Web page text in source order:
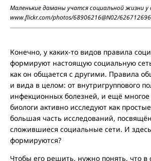
Маленькие даманы учатся социальной жизни
www.flickr.com/photos/68906216@N02/
Конечно, у каких-то видов правила
формируют настоящую социальную
как он общается с другими. Правила
и вида в целом: от внутригруппового
инфекционных болезней, и ещё многое
биологи активно исследуют как
большая часть исследований,
сложившиеся социальные сети. И
формируются?
Чтобы его решить, нужно понять, что